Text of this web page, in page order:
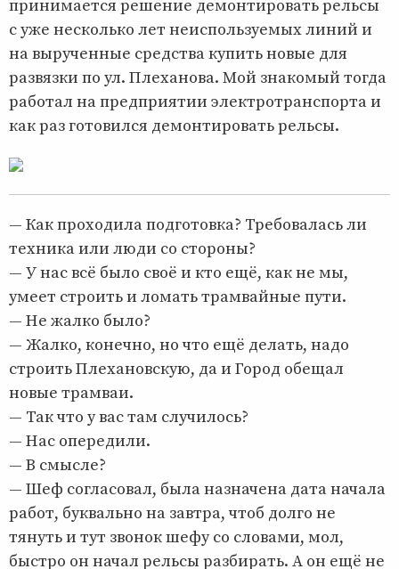
принимается решение демонтировать рельсы
с уже несколько лет неиспользуемых линий и
на вырученные средства купить новые для
развязки по ул. Плеханова. Мой знакомый тогда
работал на предприятии электротранспорта и
как раз готовился демонтировать рельсы.
— Как проходила подготовка? Требовалась ли
техника или люди со стороны?
— У нас всё было своё и кто ещё, как не мы,
умеет строить и ломать трамвайные пути.
— Не жалко было?
— Жалко, конечно, но что ещё делать, надо
строить Плехановскую, да и Город обещал
новые трамваи.
— Так что у вас там случилось?
— Нас опередили.
— В смысле?
— Шеф согласовал, была назначена дата начала
работ, буквально на завтра, чтоб долго не
тянуть и тут звонок шефу со словами, мол,
быстро он начал рельсы разбирать. А он ещё не